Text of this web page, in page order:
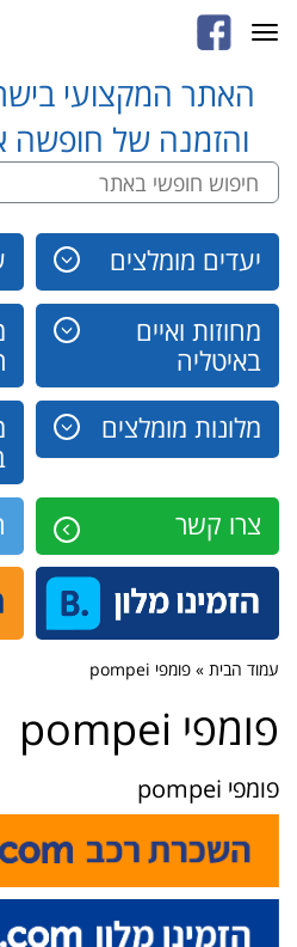
האתר המקצועי
והזמנה של חופשה
יעדים מומלצים
מחוזות ואיים
באיטליה
מלונות מומלצים
צרו קשר
Toggle
navigation
עמוד הבית » פומפי pompei
פומפי pompei
פומפי pompei